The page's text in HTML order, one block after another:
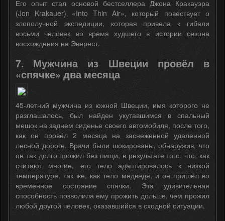
Его опыт стал основой бестселлера Джона Кракауэра
(Jon Krakauer) «Into Thin Air», который повествует о
злополучной экспедиции, которая привела к гибели
восьми человек во время худшего в истории сезона
восхождения на Эверест.
7. Мужчина из Швеции провёл в
«спячке» два месяца
45-летний мужчина из южной Швеции, имя которого не
разглашалось, был найден укутавшимся в спальный
мешок на заднем сиденье своего автомобиля, после того,
как он провёл 2 месяца на заснеженной удаленной
лесной дороге. Врачи были шокированы, обнаружив, что
он так долго прожил без пищи, в результате того, что, как
считают многие, его тело адаптировалось к низкой
температуре, так же, как тело медведя, и он пришёл во
временное состояние спячки. Эта удивительная
способность позволила ему прожить дольше, чем прожил
любой другой человек, оказавшийся в сходной ситуации.